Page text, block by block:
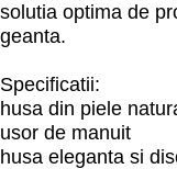
solutia optima de
geanta.
Specificatii:
husa din piele
usor de manuit
husa eleganta si